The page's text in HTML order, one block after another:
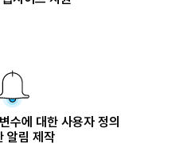
수에 대한 사용자 정의
알림 제작